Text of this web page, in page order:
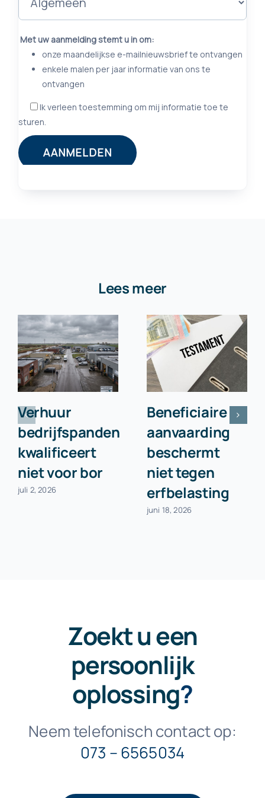
Lees meer
Verhuur
bedrijfspanden
kwalificeert
niet voor bor
juli 2, 2026
Beneficiaire
aanvaarding
beschermt
niet tegen
erfbelasting
juni 18, 2026
Zoekt u een
persoonlijk
oplossing?
Neem telefonisch contact op:
073 – 6565034